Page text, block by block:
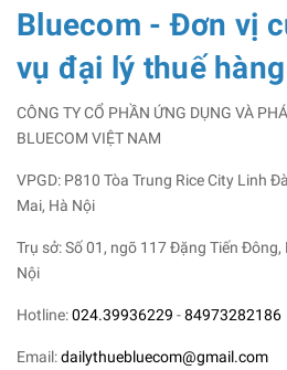
Bluecom - Đơn vị
vụ đại lý thuế
CÔNG TY CỔ PHẦN ỨNG DỤNG VÀ
BLUECOM VIỆT NAM
VPGD: P810 Tòa Trung Rice City Linh
Mai, Hà Nội
Trụ sở: Số 01, ngõ 117 Đặng Tiến
Nội
Hotline:024.39936229 -84973282186
Email:dailythuebluecom@gmail.com